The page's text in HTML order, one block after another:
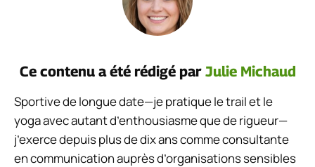
Ce contenu a été rédigé par Julie Michaud
Sportive de longue date—je pratique le trail et le
yoga avec autant d’enthousiasme que de rigueur—
j’exerce depuis plus de dix ans comme consultante
en communication auprès d’organisations sensibles